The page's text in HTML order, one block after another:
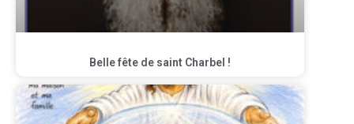
Belle fête de saint Charbel !